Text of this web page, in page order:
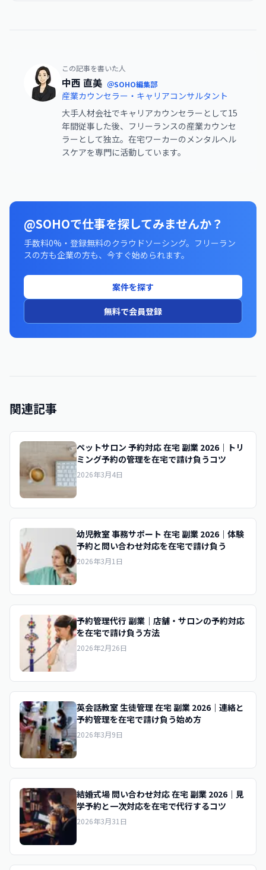
この記事を書いた人
中西 直美 ＠SOHO編集部
産業カウンセラー・キャリアコンサルタント
大手人材会社でキャリアカウンセラーとして15
年間従事した後、フリーランスの産業カウンセ
ラーとして独立。在宅ワーカーのメンタルヘル
スケアを専門に活動しています。
@SOHOで仕事を探してみませんか？
手数料0%・登録無料のクラウドソーシング。フリーラン
スの方も企業の方も、今すぐ始められます。
案件を探す
無料で会員登録
関連記事
ペットサロン 予約対応 在宅 副業 2026｜トリ
ミング予約の管理を在宅で請け負うコツ
2026年3月4日
幼児教室 事務サポート 在宅 副業 2026｜体験
予約と問い合わせ対応を在宅で請け負う
2026年3月1日
予約管理代行 副業｜店舗・サロンの予約対応
を在宅で請け負う方法
2026年2月26日
英会話教室 生徒管理 在宅 副業 2026｜連絡と
予約管理を在宅で請け負う始め方
2026年3月9日
結婚式場 問い合わせ対応 在宅 副業 2026｜見
学予約と一次対応を在宅で代行するコツ
2026年3月31日